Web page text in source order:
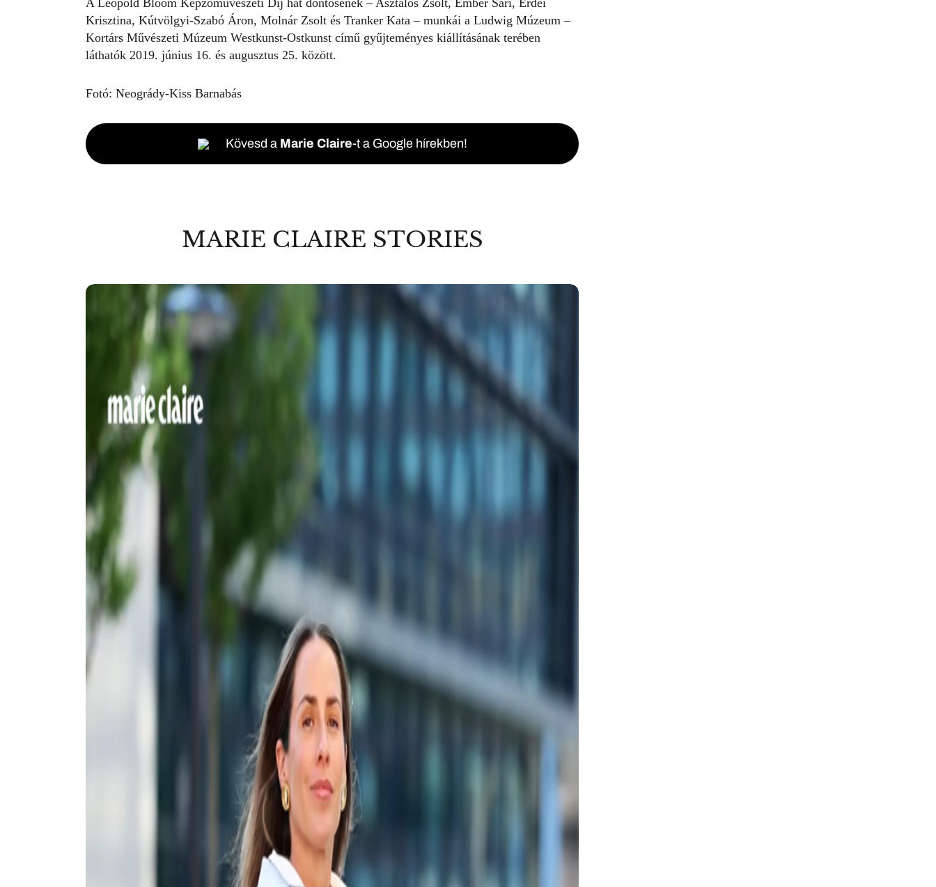
A Leopold Bloom Képzőművészeti Díj hat döntősének – Asztalos Zsolt, Ember Sári, Erdei
Krisztina, Kútvölgyi-Szabó Áron, Molnár Zsolt és Tranker Kata – munkái a Ludwig Múzeum –
Kortárs Művészeti Múzeum Westkunst-Ostkunst című gyűjteményes kiállításának terében
láthatók 2019. június 16. és augusztus 25. között.
Fotó: Neogrády-Kiss Barnabás
Kövesd a Marie Claire-t a Google hírekben!
MARIE CLAIRE STORIES